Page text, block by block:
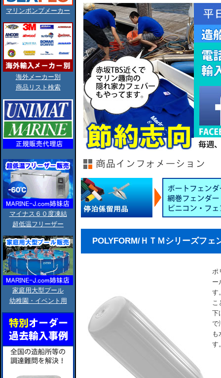
マリンポンプメーカー
海外メーカー別
商品リスト検索
マイナス６０度凍結
超低温フリーザー
家庭用大型プール
幼稚園・イベント用
POLYFORM/ＨＴＭシリーズフェ
ポ
ー
す
こ
下
で
も
す